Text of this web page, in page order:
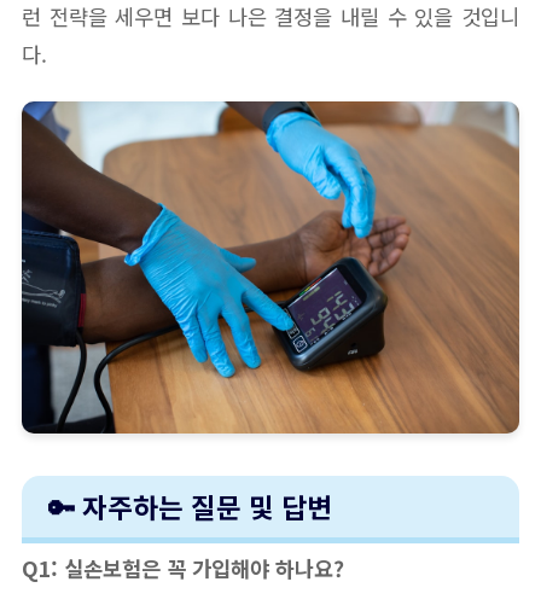
런 전략을 세우면 보다 나은 결정을 내릴 수 있을 것입니
다.
🔑 자주하는 질문 및 답변
Q1: 실손보험은 꼭 가입해야 하나요?